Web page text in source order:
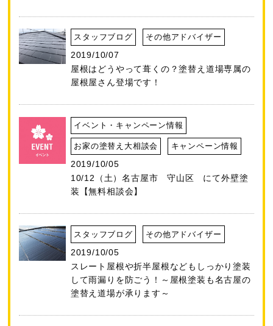
スタッフブログ その他アドバイザー
2019/10/07
屋根はどうやって葺くの？塗替え道場専属の
屋根屋さん登場です！
イベント・キャンペーン情報
お家の塗替え大相談会 キャンペーン情報
2019/10/05
10/12（土）名古屋市 守山区 にて外壁塗
装【無料相談会】
スタッフブログ その他アドバイザー
2019/10/05
スレート屋根や折半屋根などもしっかり塗装
して雨漏りを防ごう！～屋根塗装も名古屋の
塗替え道場が承ります～